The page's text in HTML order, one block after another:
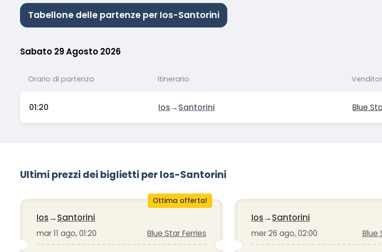
Tabellone delle partenze per Ios-Santorini
Sabato 29 Agosto 2026
Orario di partenza Itinerario
01:20 Ios→Santorini Blue
Ultimi prezzi dei biglietti per Ios-Santorini
Ottima offerta!
Ios→Santorini
mar 11 ago, 01:20 Blue Star Ferries
Ios→Santorini
mer 26 ago, 02:00 Blue